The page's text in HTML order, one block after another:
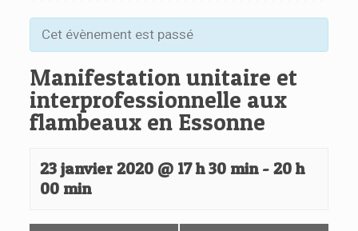
Cet évènement est passé
Manifestation unitaire et
interprofessionnelle aux
flambeaux en Essonne
23 janvier 2020 @ 17 h 30 min-20 h
00 min